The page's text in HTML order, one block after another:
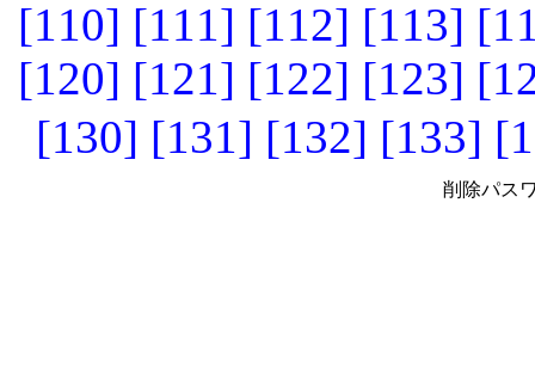
[110] [111] [112] [113]
[120] [121] [122] [123]
[130] [131] [132] [133]
削除パス